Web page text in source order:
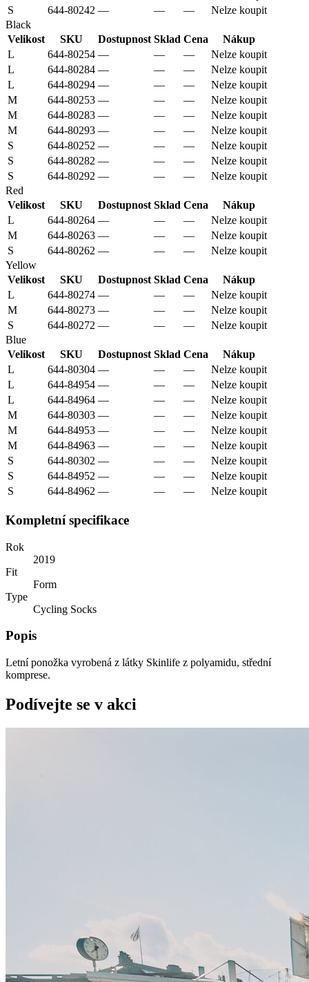
S
644-80242 — — —
Nelze koupit
Black
Velikost
SKU Dostupnost Sklad Cena
Nákup
L
644-80254 — — —
Nelze koupit
L
644-80284 — — —
Nelze koupit
L
644-80294 — — —
Nelze koupit
M
644-80253 — — —
Nelze koupit
M
644-80283 — — —
Nelze koupit
M
644-80293 — — —
Nelze koupit
S
644-80252 — — —
Nelze koupit
S
644-80282 — — —
Nelze koupit
S
644-80292 — — —
Nelze koupit
Red
Velikost
SKU Dostupnost Sklad Cena
Nákup
L
644-80264 — — —
Nelze koupit
M
644-80263 — — —
Nelze koupit
S
644-80262 — — —
Nelze koupit
Yellow
Velikost
SKU Dostupnost Sklad Cena
Nákup
L
644-80274 — — —
Nelze koupit
M
644-80273 — — —
Nelze koupit
S
644-80272 — — —
Nelze koupit
Blue
Velikost
SKU Dostupnost Sklad Cena
Nákup
L
644-80304 — — —
Nelze koupit
L
644-84954 — — —
Nelze koupit
L
644-84964 — — —
Nelze koupit
M
644-80303 — — —
Nelze koupit
M
644-84953 — — —
Nelze koupit
M
644-84963 — — —
Nelze koupit
S
644-80302 — — —
Nelze koupit
S
644-84952 — — —
Nelze koupit
S
644-84962 — — — Nelze koupit
Kompletní specifikace
Rok
2019
Fit
Form
Type
Cycling Socks
Popis
Letní ponožka vyrobená z látky Skinlife z polyamidu, střední
komprese.
Podívejte se v akci